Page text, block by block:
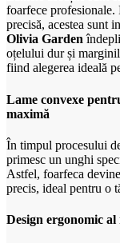
foarfece profesionale.
precisă, acestea sunt
Olivia Garden
oțelului dur și
fiind alegerea ideală
Lame convexe
maximă
În timpul procesului
primesc un unghi
Astfel, foarfeca
precis, ideal pentru o
Design ergonomic